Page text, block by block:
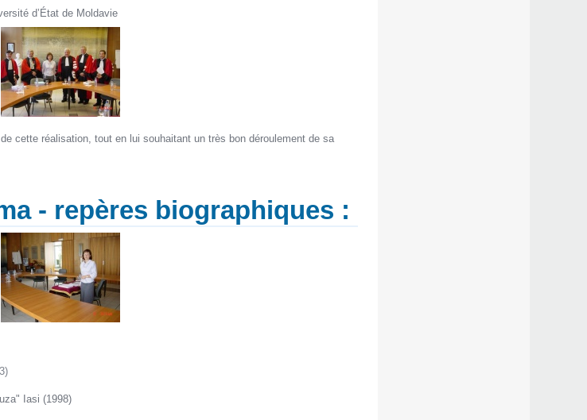
d’État de Moldavie
cette réalisation, tout en lui souhaitant un très bon déroulement de sa
- repères biographiques :
Iasi (1998)